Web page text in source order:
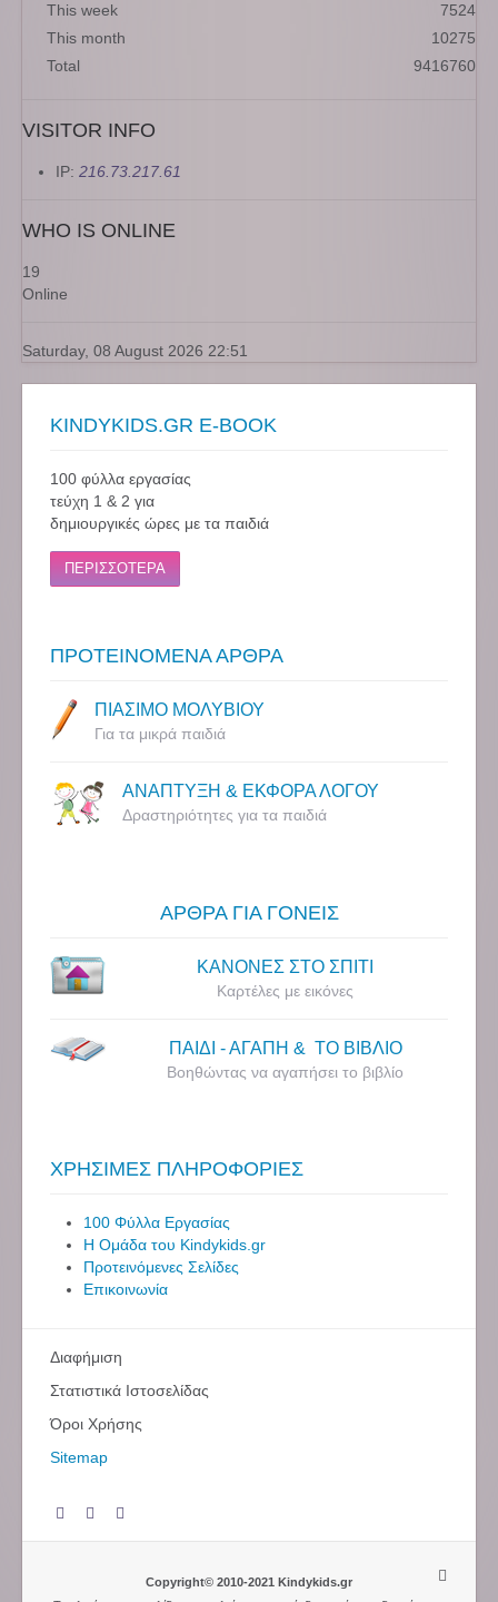
This week
7524
This month
10275
Total
9416760
VISITOR INFO
IP: 216.73.217.61
WHO IS ONLINE
19
Online
Saturday, 08 August 2026 22:51
KINDYKIDS.GR E-BOOK
100 φύλλα εργασίας
τεύχη 1 & 2 για
δημιουργικές ώρες με τα παιδιά
ΠΕΡΙΣΣΟΤΕΡΑ
ΠΡΟΤΕΙΝΟΜΕΝΑ ΑΡΘΡΑ
ΠΙΑΣΙΜΟ ΜΟΛΥΒΙΟΥ
Για τα μικρά παιδιά
ΑΝΑΠΤΥΞΗ & ΕΚΦΟΡΑ ΛΟΓΟΥ
Δραστηριότητες για τα παιδιά
ΑΡΘΡΑ ΓΙΑ ΓΟΝΕΙΣ
ΚΑΝΟΝΕΣ ΣΤΟ ΣΠΙΤΙ
Καρτέλες με εικόνες
ΠΑΙΔΙ - ΑΓΑΠΗ & ΤΟ ΒΙΒΛΙΟ
Βοηθώντας να αγαπήσει το βιβλίο
ΧΡΗΣΙΜΕΣ ΠΛΗΡΟΦΟΡΙΕΣ
100 Φύλλα Εργασίας
Η Ομάδα του Kindykids.gr
Προτεινόμενες Σελίδες
Επικοινωνία
Διαφήμιση
Στατιστικά Ιστοσελίδας
Όροι Χρήσης
Sitemap
Copyright© 2010-2021 Kindykids.gr